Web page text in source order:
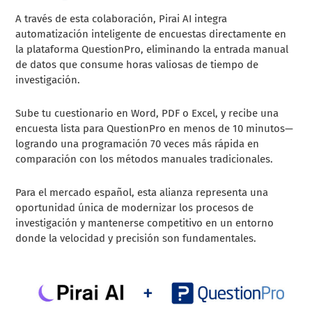
A través de esta colaboración, Pirai AI integra
automatización inteligente de encuestas directamente en
la plataforma QuestionPro, eliminando la entrada manual
de datos que consume horas valiosas de tiempo de
investigación.
Sube tu cuestionario en Word, PDF o Excel, y recibe una
encuesta lista para QuestionPro en menos de 10 minutos—
logrando una programación 70 veces más rápida en
comparación con los métodos manuales tradicionales.
Para el mercado español, esta alianza representa una
oportunidad única de modernizar los procesos de
investigación y mantenerse competitivo en un entorno
donde la velocidad y precisión son fundamentales.